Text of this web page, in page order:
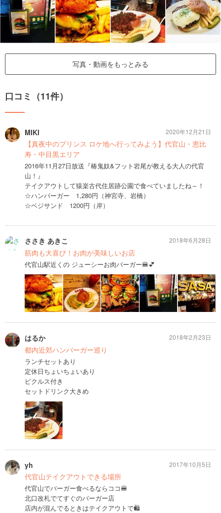
写真・動画をもっとみる
口コミ（11件）
MIKI
【真夜中のプリンス ロケ地へ行ってみよう】代官山・恵比
寿・中目黒エリア
2016年11月27日放送『椿鬼奴&フット岩尾が教える大人の代官
山！』
テイクアウトして猿楽古代住居跡公園で食べていましたね～！
☆ハンバーガー 1,280円（神宮寺、岩橋）
☆ベジサンド 1200円（岸）
2020年12月21日
ささき あきこ
筋肉も大喜び！お肉が美味しいお店
代官山駅近くの ジューシーお肉バーガー🍔💕
2018年6月28日
はるか
都内近郊ハンバーガー巡り
ランチセットあり
定休日ちょいちょいあり
ピクルス付き
セットドリンク大きめ
2018年2月23日
yh
代官山テイクアウトできる場所
代官山でバーガー食べるならココ🍔
北口改札でてすぐのバーガー店
店内が混んでるときはテイクアウトで🛍
2017年10月5日